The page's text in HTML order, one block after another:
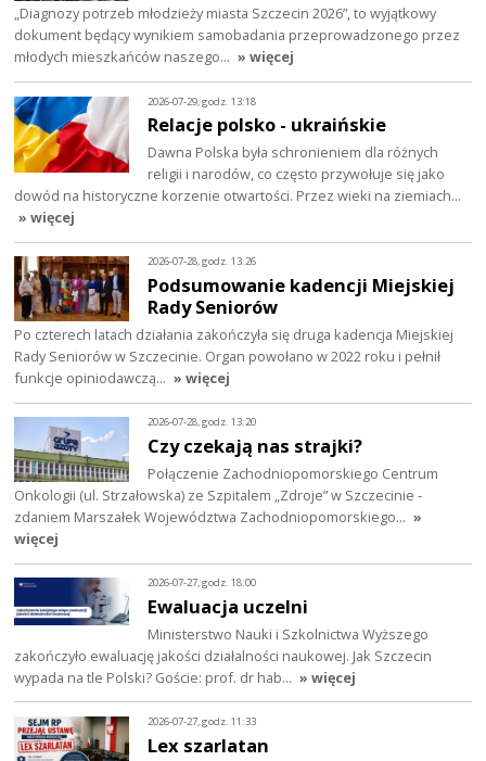
„Diagnozy potrzeb młodzieży miasta Szczecin 2026”, to wyjątkowy
dokument będący wynikiem samobadania przeprowadzonego przez
młodych mieszkańców naszego… » więcej
2026-07-29, godz. 13:18
Relacje polsko - ukraińskie
Dawna Polska była schronieniem dla różnych
religii i narodów, co często przywołuje się jako
dowód na historyczne korzenie otwartości. Przez wieki na ziemiach…
» więcej
2026-07-28, godz. 13:26
Podsumowanie kadencji Miejskiej
Rady Seniorów
Po czterech latach działania zakończyła się druga kadencja Miejskiej
Rady Seniorów w Szczecinie. Organ powołano w 2022 roku i pełnił
funkcje opiniodawczą… » więcej
2026-07-28, godz. 13:20
Czy czekają nas strajki?
Połączenie Zachodniopomorskiego Centrum
Onkologii (ul. Strzałowska) ze Szpitalem „Zdroje” w Szczecinie -
zdaniem Marszałek Województwa Zachodniopomorskiego… »
więcej
2026-07-27, godz. 18:00
Ewaluacja uczelni
Ministerstwo Nauki i Szkolnictwa Wyższego
zakończyło ewaluację jakości działalności naukowej. Jak Szczecin
wypada na tle Polski? Goście: prof. dr hab… » więcej
2026-07-27, godz. 11:33
Lex szarlatan